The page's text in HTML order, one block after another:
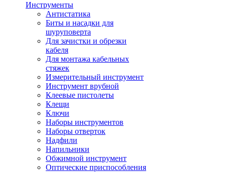
Инструменты
Антистатика
Биты и насадки для
шуруповерта
Для зачистки и обрезки
кабеля
Для монтажа кабельных
стяжек
Измерительный инструмент
Инструмент врубной
Клеевые пистолеты
Клещи
Ключи
Наборы инструментов
Наборы отверток
Надфили
Напильники
Обжимной инструмент
Оптические приспособления